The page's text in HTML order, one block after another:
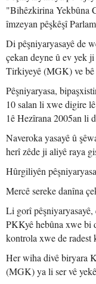
"Bihêzkirina Yekbûna
îmzeyan pêşkêşî
Di pêşniyaryasayê de
çekan deyne û ev yek
Tirkiyeyê (MGK) ve
Pêşniyaryasa,
10 salan li xwe digire
1ê Hezîrana 2005an li
Naveroka yasayê û
herî zêde ji aliyê raya
Hûrgiliyên
Mercê sereke danîna
Li gorî
PKKyê hebûna xwe bi
kontrola xwe de radest
Her wiha divê biryara
(MGK) ya li ser vê